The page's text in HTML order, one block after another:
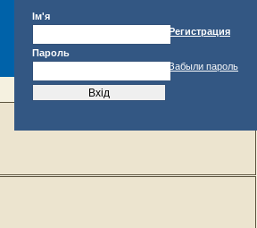
Ім'я
Пароль
Регистрация
Забыли пароль